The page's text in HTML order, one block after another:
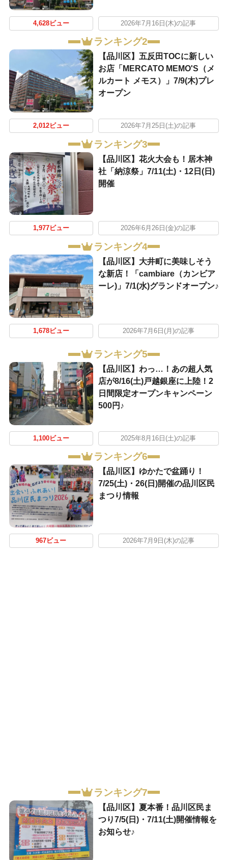
4,628ビュー 2026年7月16日(木)の記事
ランキング2
【品川区】五反田TOCに新しい
お店「MERCATO MEMO'S（メ
ルカート メモス）」7/9(木)プレ
オープン
2,012ビュー 2026年7月25日(土)の記事
ランキング3
【品川区】花火大会も！居木神
社「納涼祭」7/11(土)・12日(日)
開催
1,977ビュー 2026年6月26日(金)の記事
ランキング4
【品川区】大井町に美味しそう
な新店！「cambiare（カンビア
ーレ)」7/1(水)グランドオープン♪
1,678ビュー 2026年7月6日(月)の記事
ランキング5
【品川区】わっ…！あの超人気
店が8/16(土)戸越銀座に上陸！2
日間限定オープンキャンペーン
500円♪
1,100ビュー 2025年8月16日(土)の記事
ランキング6
【品川区】ゆかたで盆踊り！
7/25(土)・26(日)開催の品川区民
まつり情報
967ビュー 2026年7月9日(木)の記事
ランキング7
【品川区】夏本番！品川区民ま
つり7/5(日)・7/11(土)開催情報を
お知らせ♪